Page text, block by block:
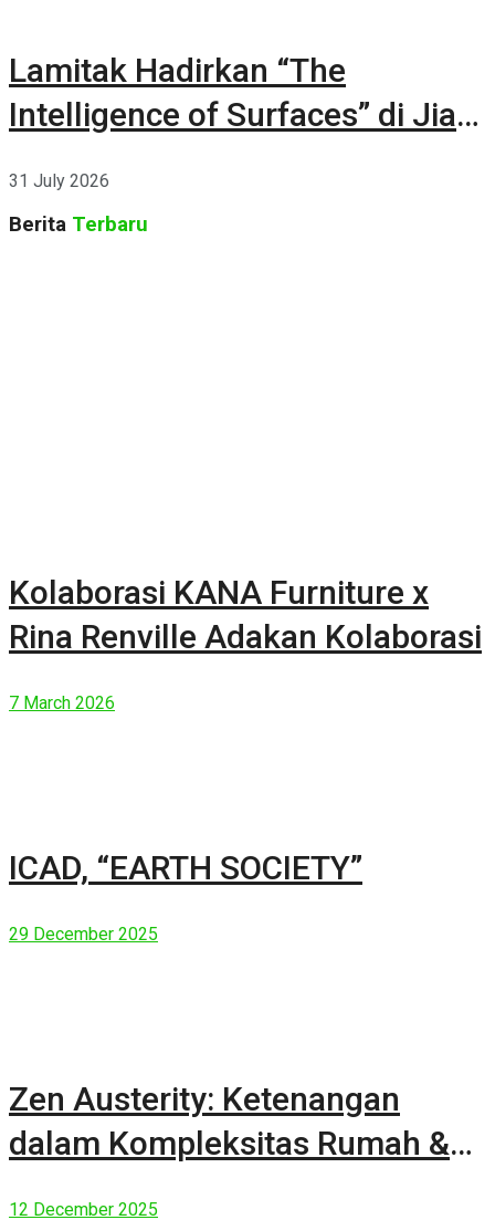
Lamitak Hadirkan “The
Intelligence of Surfaces” di Jia
31 July 2026
Berita Terbaru
Kolaborasi KANA Furniture x
Rina Renville Adakan Kolaborasi
7 March 2026
ICAD, “EARTH SOCIETY”
29 December 2025
Zen Austerity: Ketenangan
dalam Kompleksitas Rumah &
12 December 2025